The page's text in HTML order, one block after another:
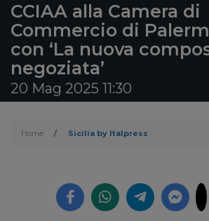
CCIAA alla Camera di
Commercio di
con ‘La nuova
negoziata’
20 Mag 2025 11:30
Home / Sicilia by Italpress